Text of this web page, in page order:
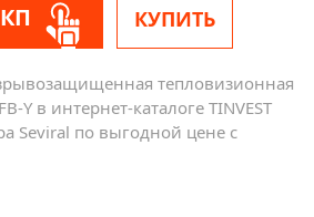
КУПИТЬ
тепловизионная
Y в интернет-каталоге TINVEST
Seviral по выгодной цене с